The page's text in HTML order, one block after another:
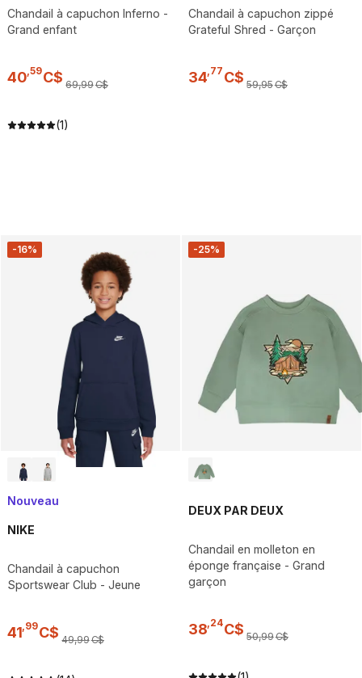
Chandail à capuchon Inferno -
Grand enfant
40,59C$ 69,99C$
(1)
Chandail à capuchon zippé
Grateful Shred - Garçon
34,77 C$ 59,95C$
-16%
Nouveau
NIKE
Chandail à capuchon
Sportswear Club - Jeune
41 99C$ 49,99C$
-25%
DEUX PAR DEUX
Chandail en molleton en
éponge française - Grand
garçon
38 24C$ 50,99C$